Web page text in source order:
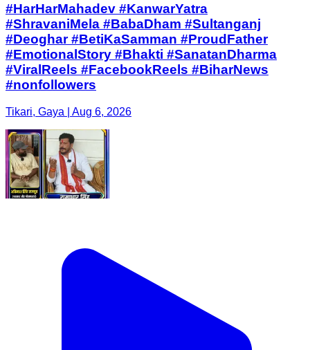
#HarHarMahadev #KanwarYatra
#ShravaniMela #BabaDham #Sultanganj
#Deoghar #BetiKaSamman #ProudFather
#EmotionalStory #Bhakti #SanatanDharma
#ViralReels #FacebookReels #BiharNews
#nonfollowers
Tikari, Gaya | Aug 6, 2026